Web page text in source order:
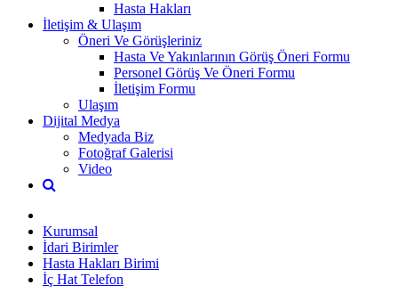
Hasta Hakları
İletişim & Ulaşım
Öneri Ve Görüşleriniz
Hasta Ve Yakınlarının Görüş Öneri Formu
Personel Görüş Ve Öneri Formu
İletişim Formu
Ulaşım
Dijital Medya
Medyada Biz
Fotoğraf Galerisi
Video
Kurumsal
İdari Birimler
Hasta Hakları Birimi
İç Hat Telefon